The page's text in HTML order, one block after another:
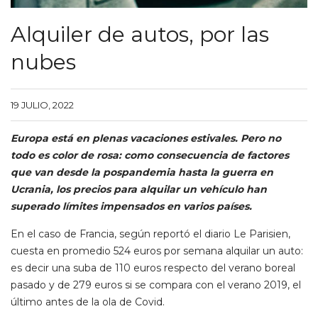
Alquiler de autos, por las
nubes
19 JULIO, 2022
Europa está en plenas vacaciones estivales. Pero no
todo es color de rosa: como consecuencia de factores
que van desde la pospandemia hasta la guerra en
Ucrania, los precios para alquilar un vehículo han
superado límites impensados en varios países.
En el caso de Francia, según reportó el diario Le Parisien,
cuesta en promedio 524 euros por semana alquilar un auto:
es decir una suba de 110 euros respecto del verano boreal
pasado y de 279 euros si se compara con el verano 2019, el
último antes de la ola de Covid.